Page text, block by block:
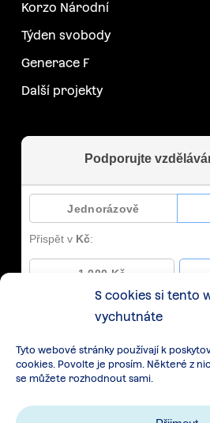
S cookies si tento
vychutnáte
Tyto webové stránky používají k
cookies. Povolte je prosím. Některé z
se můžete rozhodnout sami.
Korzo Národní
Týden svobody
Generace F
Další projekty